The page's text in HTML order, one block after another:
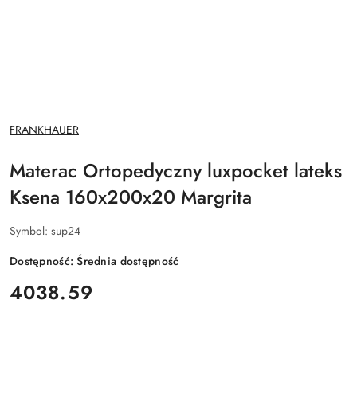
NAZWA
PRODUCENTA:
FRANKHAUER
Materac Ortopedyczny luxpocket lateks
Ksena 160x200x20 Margrita
Symbol: sup24
Dostępność:Średnia dostępność
cena:
4038.59